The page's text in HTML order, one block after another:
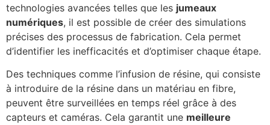
technologies avancées telles que les jumeaux
numériques, il est possible de créer des simulations
précises des processus de fabrication. Cela permet
d’identifier les inefficacités et d’optimiser chaque étape.
Des techniques comme l’infusion de résine, qui consiste
à introduire de la résine dans un matériau en fibre,
peuvent être surveillées en temps réel grâce à des
capteurs et caméras. Cela garantit une meilleure